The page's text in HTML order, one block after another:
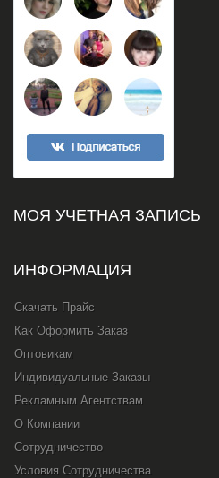
МОЯ УЧЕТНАЯ ЗАПИСЬ
ИНФОРМАЦИЯ
Скачать Прайс
Как Оформить Заказ
Оптовикам
Индивидуальные Заказы
Рекламным Агентствам
О Компании
Сотрудничество
Условия Сотрудничества